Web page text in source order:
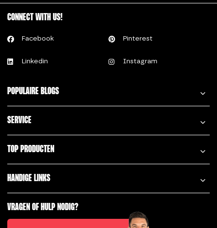
CONNECT WITH US!
Facebook Pinterest
Linkedin Instagram
POPULAIRE BLOGS
SERVICE
TOP PRODUCTEN
HANDIGE LINKS
VRAGEN OF HULP NODIG?